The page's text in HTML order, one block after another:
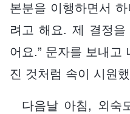
본분을 이행하면서
려고 해요. 제 결정을
어요.” 문자를 보내고
진 것처럼 속이 시원
다음날 아침, 외숙